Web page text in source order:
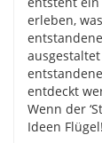
erleben,
entdeckt
Wenn der
Ideen Flügel!